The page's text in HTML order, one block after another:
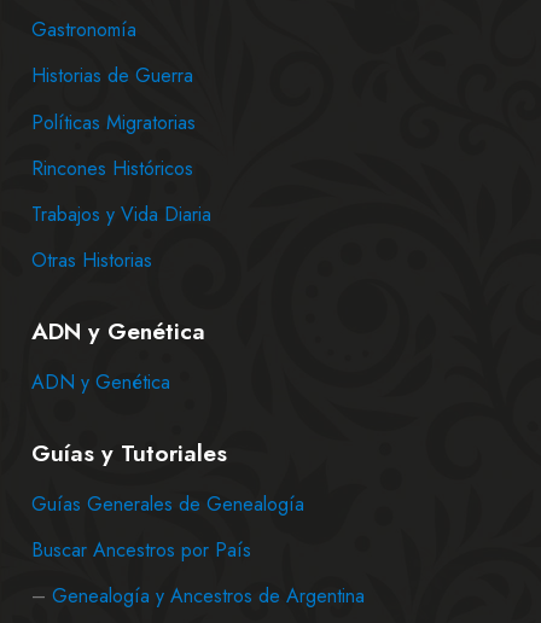
Gastronomía
Historias de Guerra
Políticas Migratorias
Rincones Históricos
Trabajos y Vida Diaria
Otras Historias
ADN y Genética
ADN y Genética
Guías y Tutoriales
Guías Generales de Genealogía
Buscar Ancestros por País
– Genealogía y Ancestros de Argentina